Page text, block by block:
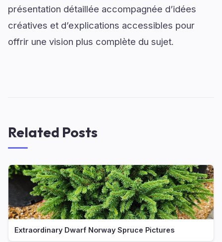
présentation détaillée accompagnée d’idées
créatives et d’explications accessibles pour
offrir une vision plus complète du sujet.
Related Posts
Extraordinary Dwarf Norway Spruce Pictures